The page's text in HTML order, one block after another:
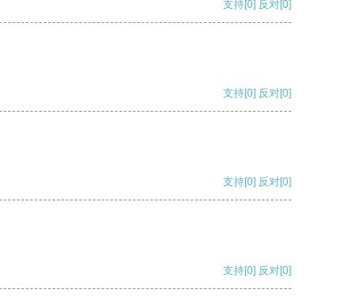
支持[0] 反对[0]
支持[0] 反对[0]
支持[0] 反对[0]
支持[0] 反对[0]